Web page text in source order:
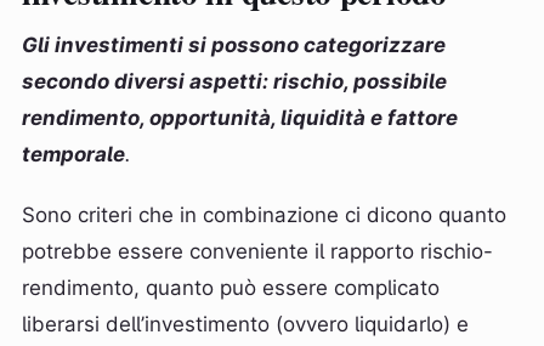
Gli investimenti si possono categorizzare
secondo diversi aspetti: rischio, possibile
rendimento, opportunità, liquidità e fattore
temporale.
Sono criteri che in combinazione ci dicono quanto
potrebbe essere conveniente il rapporto rischio-
rendimento, quanto può essere complicato
liberarsi dell’investimento (ovvero liquidarlo) e